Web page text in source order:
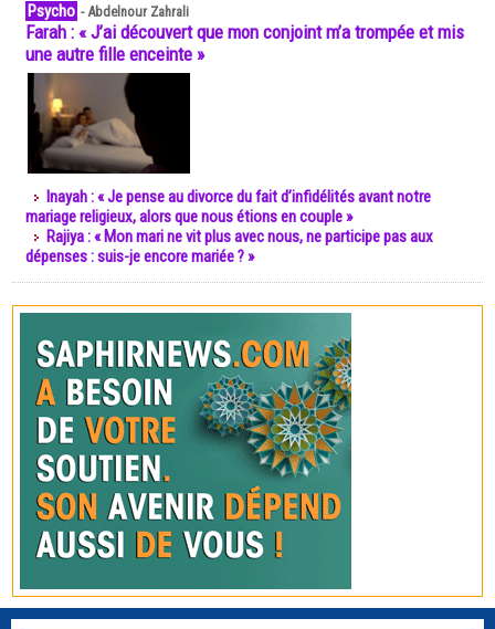
Psycho -Abdelnour Zahrali
Farah : « J’ai découvert que mon conjoint m’a trompée et mis
une autre fille enceinte »
Inayah : « Je pense au divorce du fait d’infidélités avant notre
mariage religieux, alors que nous étions en couple »
Rajiya : « Mon mari ne vit plus avec nous, ne participe pas aux
dépenses : suis-je encore mariée ? »